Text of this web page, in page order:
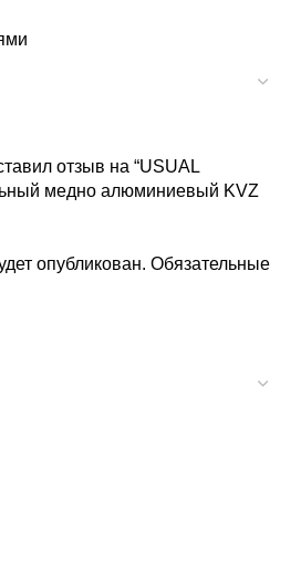
отзыв на “USUAL
медно алюминиевый KVZ
опубликован. Обязательные